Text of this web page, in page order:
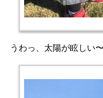
うわっ、太陽が眩しい